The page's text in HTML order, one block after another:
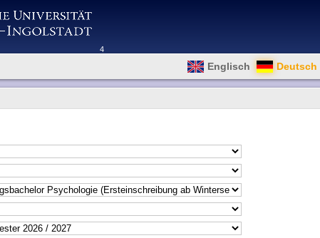
4
Englisch Deutsch